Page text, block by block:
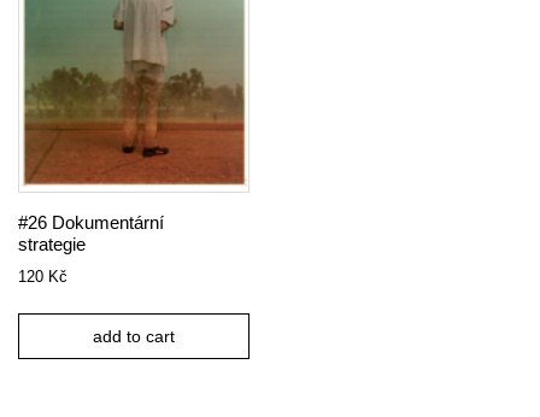
#26 Dokumentární
strategie
120 Kč
add to cart